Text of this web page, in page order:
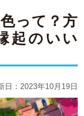
って？方
起のいい
日： 2023年10月19日